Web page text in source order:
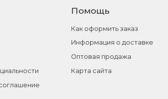
Помощь
Как оформить заказ
Информация о доставке
Оптовая продажа
Карта сайта